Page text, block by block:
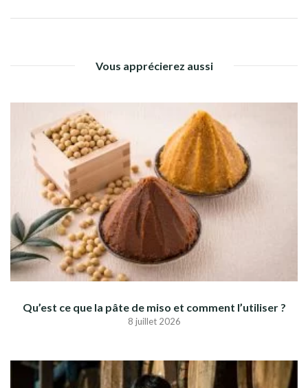
Vous apprécierez aussi
Qu’est ce que la pâte de miso et comment l’utiliser ?
8 juillet 2026